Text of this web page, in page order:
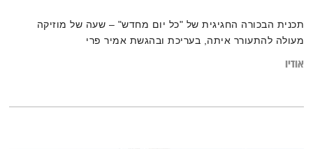
תכנית הבכורה החגיגית של "כל יום מחדש" – שעה של מוזיקה
מעולה להתעורר איתה, בעריכת ובהגשת אמיר פרי
אודיו